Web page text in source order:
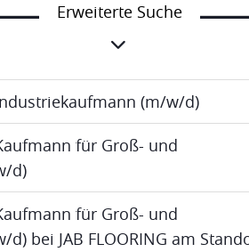
Erweiterte Suche
(m/w/d)
für Groß- und
d)
für Groß- und
bei JAB FLOORING am